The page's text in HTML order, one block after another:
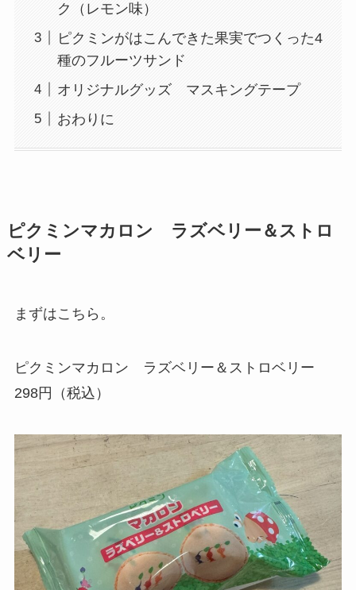
ク（レモン味）
ピクミンがはこんできた果実でつくった4
種のフルーツサンド
オリジナルグッズ マスキングテープ
おわりに
ピクミンマカロン ラズベリー＆ストロ
ベリー
まずはこちら。
ピクミンマカロン ラズベリー＆ストロベリー
298円（税込）